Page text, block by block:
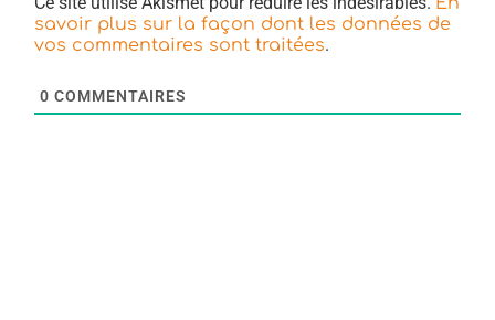
savoir plus sur la façon dont les données de
vos commentaires sont traitées.
0 COMMENTAIRES